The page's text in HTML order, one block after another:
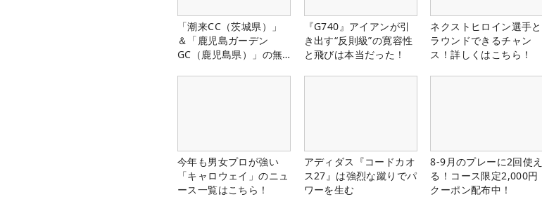
「潮来CC（茨城県）」
＆「鹿児島ガーデン
GC（鹿児島県）」の無
『G740』アイアンが引
き出す“反則級”の寛容性
と飛びは本当だった！
ネクストヒロイン選手と
ラウンドできるチャン
ス！詳しくはこちら！
今年も男女プロが強い
「キャロウェイ」のニュ
ース一覧はこちら！
アディダス『コードカオ
ス27』は強烈な蹴りでパ
ワーを生む
8-9月のプレーに2回使え
る！コース限定2,000円
クーポン配布中！